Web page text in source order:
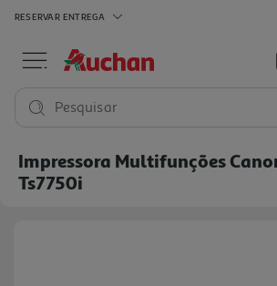
RESERVAR ENTREGA
Pesquisar
Impressora Multifunções
Ts7750i